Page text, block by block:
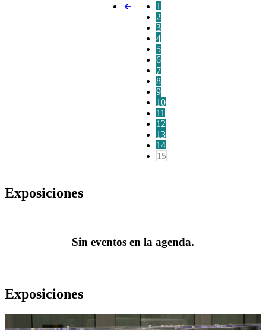
1
2
3
4
5
6
7
8
9
10
11
12
13
14
15
Exposiciones
Sin eventos en la agenda.
Exposiciones